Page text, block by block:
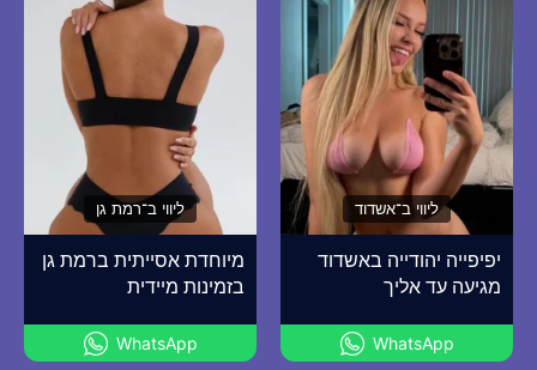
ליווי ב־אשדוד
יפיפייה יהודייה באשדוד
מגיעה עד אליך
WhatsApp
ליווי ב־רמת גן
מיוחדת אסייתית ברמת גן
בזמינות מיידית
WhatsApp